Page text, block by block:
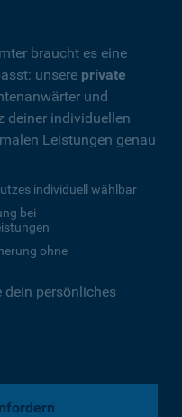
braucht es eine
unsere private
und
deiner individuellen
Leistungen genau
individuell wählbar
bei
ohne
dein persönliches